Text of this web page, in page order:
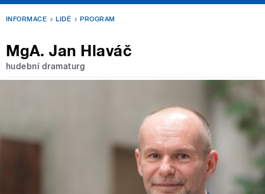
INFORMACE LIDÉ PROGRAM
MgA. Jan Hlaváč
hudební dramaturg